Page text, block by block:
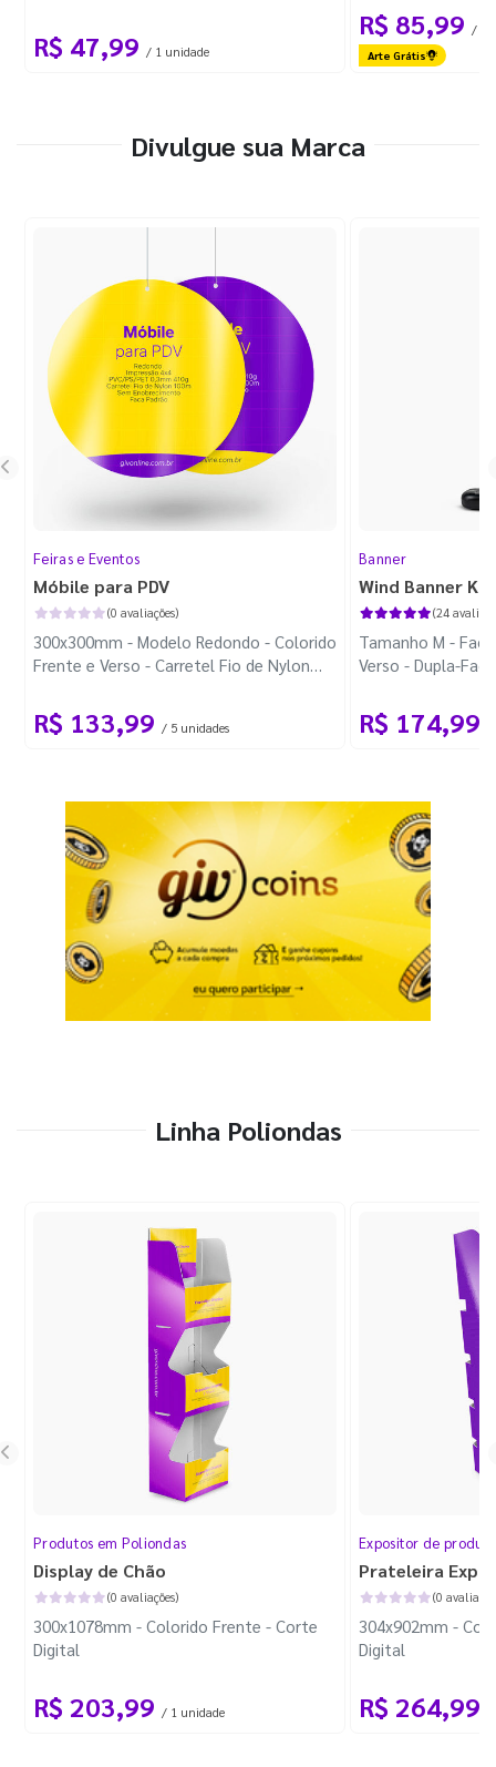
R$ 47,99 / 1 unidade
R$ 85,99 / 1
Arte Grátis
Divulgue sua Marca
Feiras e Eventos
Móbile para PDV
(0 avaliações)
300x300mm - Modelo Redondo - Colorido
Frente e Verso - Carretel Fio de Nylon
R$ 133,99 / 5 unidades
Banner
Wind Banner
(24
Tamanho M -
Verso - Dupla-
R$ 174,99
Linha Poliondas
Produtos em Poliondas
Display de Chão
(0 avaliações)
300x1078mm - Colorido Frente - Corte
Digital
R$ 203,99 / 1 unidade
Expositor de
Prateleira
(0
304x902mm -
Digital
R$ 264,99